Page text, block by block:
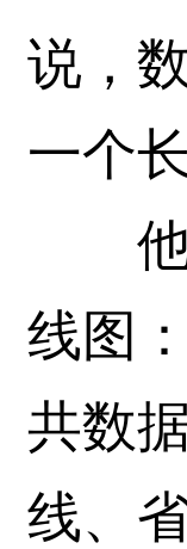
说，
一个
他
线图
共数
线、